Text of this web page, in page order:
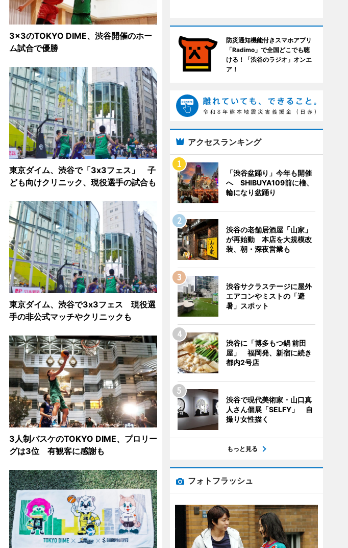
3x3のTOKYO DIME、渋谷開催のホー
ム試合で優勝
東京ダイム、渋谷で「3x3フェス」 子
ども向けクリニック、現役選手の試合も
東京ダイム、渋谷で3x3フェス 現役選
手の非公式マッチやクリニックも
3人制バスケのTOKYO DIME、プロリー
グは3位 有観客に感謝も
防災通知機能付きスマホアプリ
「Radimo」で全国どこでも聴
ける！「渋谷のラジオ」オンエ
ア！
アクセスランキング
「渋谷盆踊り」今年も開催
へ SHIBUYA109前に櫓、
輪になり盆踊り
渋谷の老舗居酒屋「山家」
が再始動 本店を大規模改
装、朝・深夜営業も
渋谷サクラステージに屋外
エアコンやミストの「避
暑」スポット
渋谷に「博多もつ鍋 前田
屋」 福岡発、新宿に続き
都内2号店
渋谷で現代美術家・山口真
人さん個展「SELFY」 自
撮り女性描く
もっと見る
フォトフラッシュ